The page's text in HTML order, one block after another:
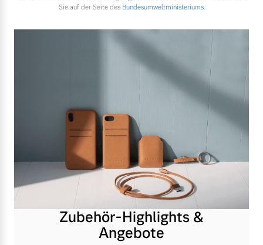
Sie auf der Seite des Bundesumweltministeriums.
Zubehör-Highlights &
Angebote